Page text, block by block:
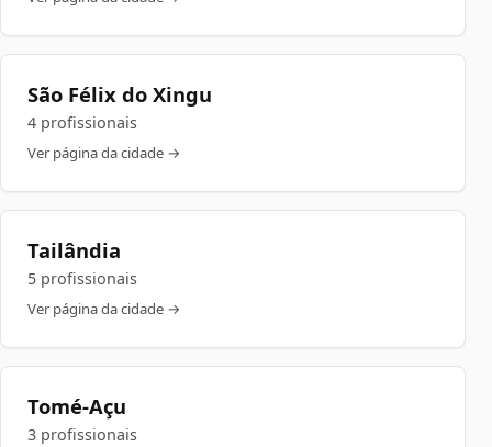
São Félix do Xingu
4 profissionais
Ver página da cidade →
Tailândia
5 profissionais
Ver página da cidade →
Tomé-Açu
3 profissionais